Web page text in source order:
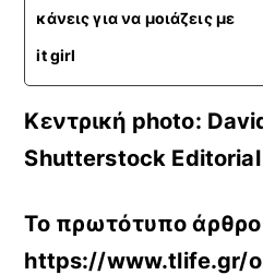
κάνεις για να μοιάζεις με
it girl
Κεντρική photo:
Shutterstock
Το πρωτότυπο άρθρο
https://www.tlife.gr/